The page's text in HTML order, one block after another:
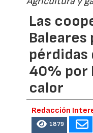
Las
Baleares
pérdidas
40% por
calor
Redacción
1879